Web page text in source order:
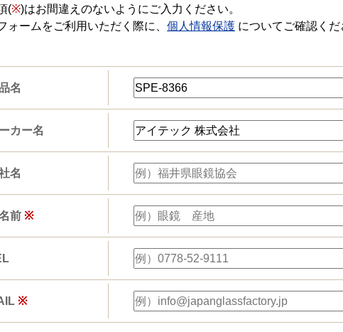
(※)はお間違えのないようにご入力ください。
ォームをご利用いただく際に、 個人情報保護 についてご確認くだ
名
カー名
名
前 ※
※